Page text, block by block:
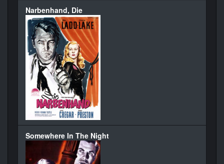
Narbenhand, Die
Somewhere In The Night